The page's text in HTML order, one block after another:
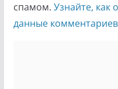
спамом. Узнайте, как
данные комментариев